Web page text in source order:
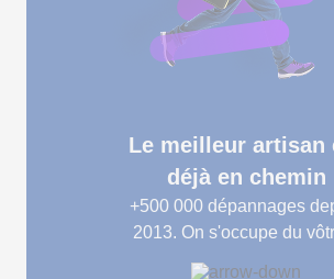
Le meilleur artisan
déjà en chemin
+500 000 dépannages
2013. On s'occupe du